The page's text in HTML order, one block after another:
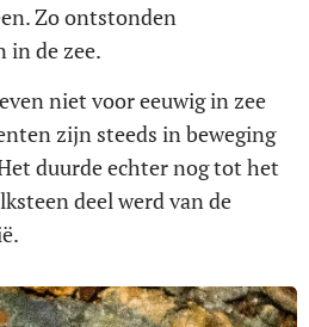
Zo ontstonden
in de zee.
niet voor eeuwig in zee
zijn steeds in beweging
duurde echter nog tot het
deel werd van de